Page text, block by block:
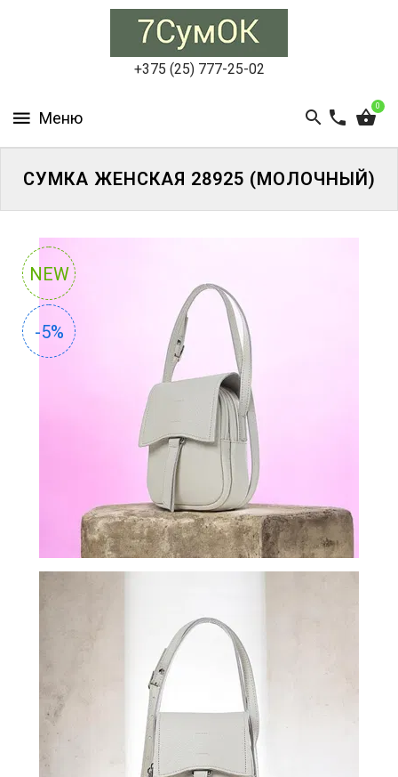
+375 (25) 777-25-02
0
МУЖСКИЕ
ПОРТФЕЛИ
И
ДЕЛОВЫЕ
СУМКИ
БЛОГ
СУМКА ЖЕНСКАЯ 28925 (МОЛОЧНЫЙ)
NEW
-5%